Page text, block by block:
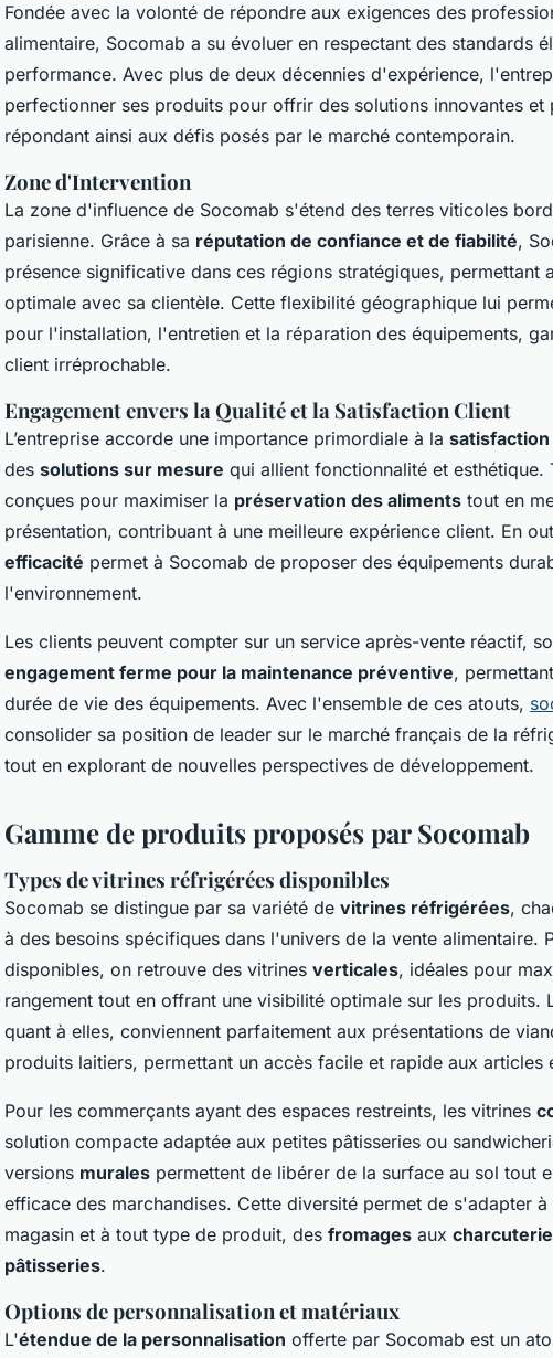
Fondée avec la volonté de répondre aux exigences des
alimentaire, Socomab a su évoluer en respectant des standards
performance. Avec plus de deux décennies d'expérience,
perfectionner ses produits pour offrir des solutions innovantes et
répondant ainsi aux défis posés par le marché contemporain.
Zone d'Intervention
La zone d'influence de Socomab s'étend des terres viticoles
parisienne. Grâce à sa réputation de confiance et de fiabilité,
présence significative dans ces régions stratégiques, permettant
optimale avec sa clientèle. Cette flexibilité géographique lui
pour l'installation, l'entretien et la réparation des équipements,
client irréprochable.
Engagement envers la Qualité et la Satisfaction Client
L’entreprise accorde une importance primordiale à la
des solutions sur mesure qui allient fonctionnalité et esthétique.
conçues pour maximiser la préservation des aliments tout en
présentation, contribuant à une meilleure expérience client. En
efficacité permet à Socomab de proposer des équipements
l'environnement.
Les clients peuvent compter sur un service après-vente réactif,
engagement ferme pour la maintenance préventive,
durée de vie des équipements. Avec l'ensemble de ces atouts,
consolider sa position de leader sur le marché français de la
tout en explorant de nouvelles perspectives de développement.
Gamme de produits proposés par Socomab
Types de vitrines réfrigérées disponibles
Socomab se distingue par sa variété de vitrines réfrigérées,
à des besoins spécifiques dans l'univers de la vente alimentaire.
disponibles, on retrouve des vitrines verticales, idéales pour
rangement tout en offrant une visibilité optimale sur les produits.
quant à elles, conviennent parfaitement aux présentations de
produits laitiers, permettant un accès facile et rapide aux articles
Pour les commerçants ayant des espaces restreints, les vitrines
solution compacte adaptée aux petites pâtisseries ou
versions murales permettent de libérer de la surface au sol tout
efficace des marchandises. Cette diversité permet de s'adapter
magasin et à tout type de produit, des fromages aux
pâtisseries.
Options de personnalisation et matériaux
L'étendue de la personnalisation offerte par Socomab est un